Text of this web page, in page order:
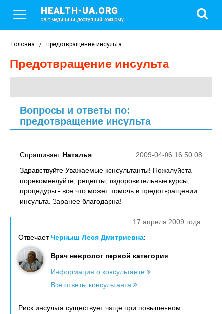
HEALTH-UA.ORG
світ медицини, доступний кожному
Головна / предотвращение инсульта
предотвращение инсульта
Вопросы и ответы по:
предотвращение инсульта
2009-04-06 16:50:08
Спрашивает Наталья:
Здравствуйте Уважаемые консультанты! Пожалуйста
порекомендуйте, рецепты, оздоровительные курсы,
процедуры - все что может помочь в предотвращении
инсульта. Заранее благодарна!
17 апреля 2009 года
ОтвечаетЧерныш Леся Дмитриевна:
Врач невролог первой категории
Информация о консультанте
Все ответы консультанта
Риск инсульта существует чаще при повышенном